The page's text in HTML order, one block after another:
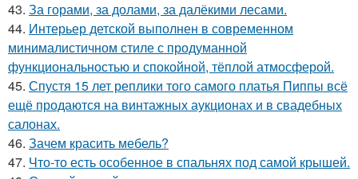
43. За горами, за долами, за далёкими лесами.
44. Интерьер детской выполнен в современном
минималистичном стиле с продуманной
функциональностью и спокойной, тёплой атмосферой.
45. Спустя 15 лет реплики того самого платья Пиппы всё
ещё продаются на винтажных аукционах и в свадебных
салонах.
46. Зачем красить мебель?
47. Что-то есть особенное в спальнях под самой крышей.